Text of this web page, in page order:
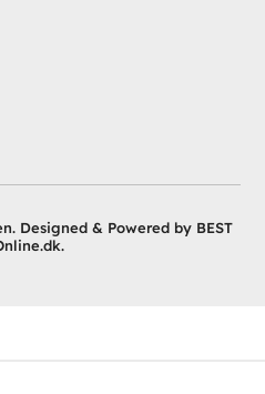
Designed & Powered by BEST